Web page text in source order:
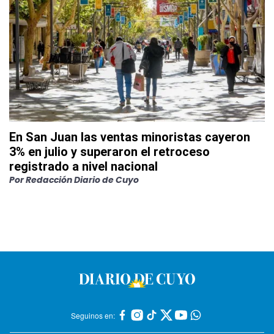
En San Juan las ventas minoristas cayeron
3% en julio y superaron el retroceso
registrado a nivel nacional
PorRedacción Diario de Cuyo
Seguinos en: